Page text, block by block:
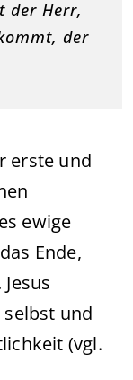
der Herr,
der
erste und
ewige
Ende,
und
(vgl.